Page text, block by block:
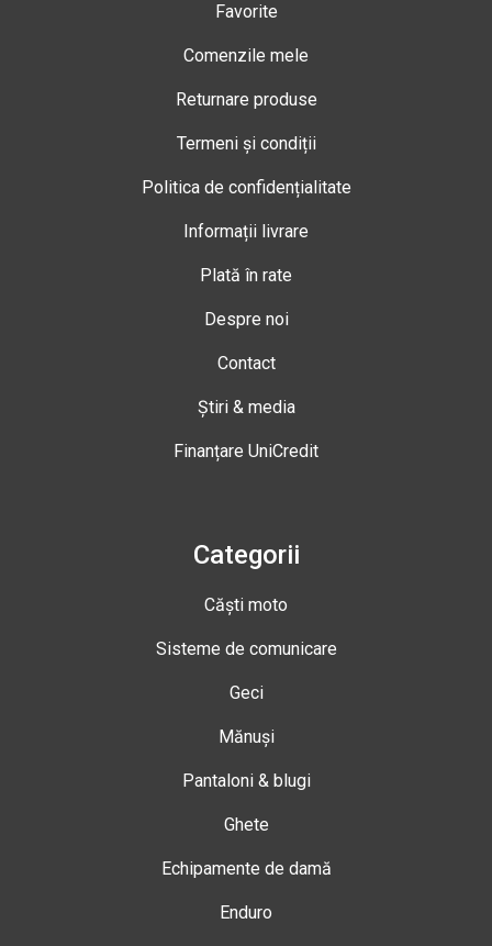
Favorite
Comenzile mele
Returnare produse
Termeni și condiții
Politica de confidențialitate
Informații livrare
Plată în rate
Despre noi
Contact
Știri & media
Finanțare UniCredit
Categorii
Căști moto
Sisteme de comunicare
Geci
Mănuși
Pantaloni & blugi
Ghete
Echipamente de damă
Enduro